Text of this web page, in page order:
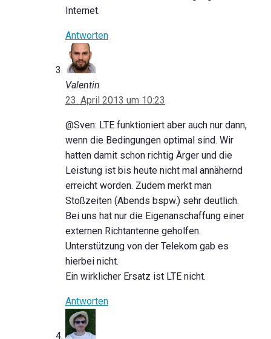
Internet.
Antworten
Valentin
23. April 2013 um 10:23
@Sven: LTE funktioniert aber auch nur dann,
wenn die Bedingungen optimal sind. Wir
hatten damit schon richtig Ärger und die
Leistung ist bis heute nicht mal annähernd
erreicht worden. Zudem merkt man
Stoßzeiten (Abends bspw.) sehr deutlich.
Bei uns hat nur die Eigenanschaffung einer
externen Richtantenne geholfen.
Unterstützung von der Telekom gab es
hierbei nicht.
Ein wirklicher Ersatz ist LTE nicht.
Antworten